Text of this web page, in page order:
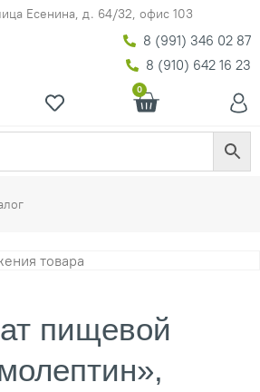
Есенина, д. 64/32, офис 103
8 (991) 346 02 87
8 (910) 642 16 23
0
пищевой